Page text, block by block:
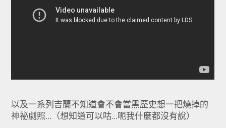
以及一系列吉蘭不知道會不會當黑歷史想一把燒掉的
神祕劇照...（想知道可以咕...呃我什麼都沒有說）